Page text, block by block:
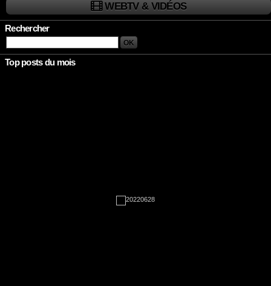
WEBTV & VIDÉOS
Rechercher
Top posts du mois